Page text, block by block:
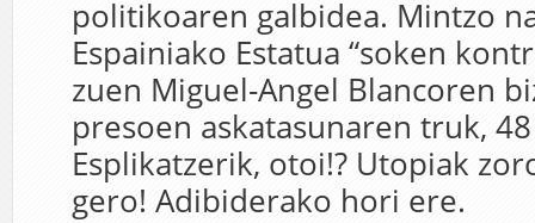
politikoaren galbidea. Mintzo
Espainiako Estatua “soken
zuen Miguel-Angel Blancoren
presoen askatasunaren truk,
Esplikatzerik, otoi!? Utopiak
gero! Adibiderako hori ere.